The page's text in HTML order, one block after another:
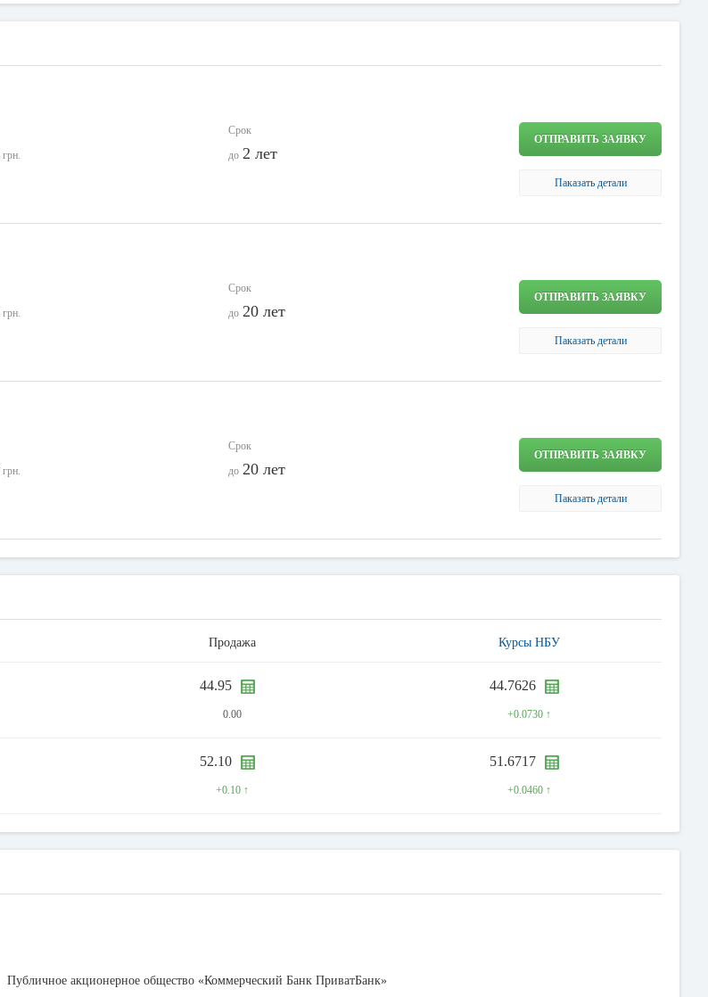
грн.
Срок
до 2 лет
ОТПРАВИТЬ ЗАЯВКУ
Паказать детали
грн.
Срок
до 20 лет
ОТПРАВИТЬ ЗАЯВКУ
Паказать детали
грн.
Срок
до 20 лет
ОТПРАВИТЬ ЗАЯВКУ
Паказать детали
Продажа Курсы НБУ
44.95
0.00
44.7626
+0.0730 ↑
52.10
+0.10 ↑
51.6717
+0.0460 ↑
Публичное акционерное общество «Коммерческий Банк ПриватБанк»